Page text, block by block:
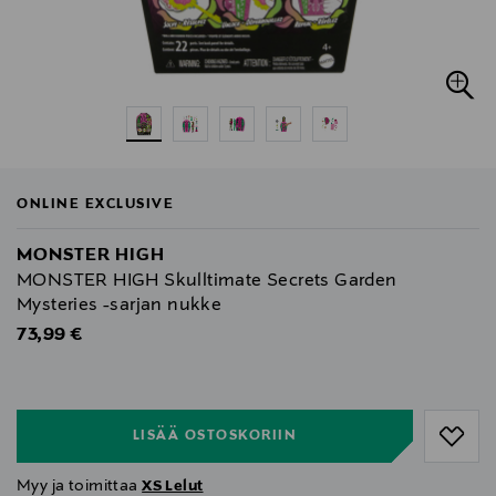
ONLINE EXCLUSIVE
MONSTER HIGH
MONSTER HIGH Skulltimate Secrets Garden
Mysteries -sarjan nukke
Original Price
73,99 €
LISÄÄ OSTOSKORIIN
Myy ja toimittaaXS Lelut